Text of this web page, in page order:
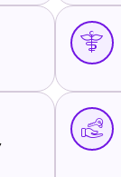
en voiture ou à